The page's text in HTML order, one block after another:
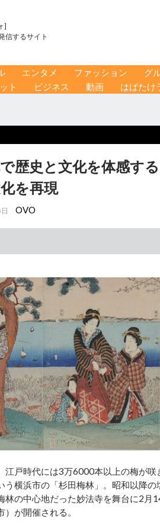
]
信するサイト
エンタメ ファッション グ
ト ビジネス 動画 はばたけ
歴史と文化を体感す
を再現
OVO
戸時代には3万6000本以上の梅が
う横浜市の「杉田梅林」。昭和以降
林の中心地だった妙法寺を舞台に2月
）が開催される。